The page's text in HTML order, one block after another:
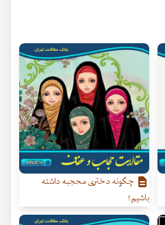
چگونه دختری محجبه داشته
باشیم؟